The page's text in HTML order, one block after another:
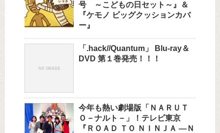
号 ～こどもの日セット～』＆
『ケモノ ビッグクッションカバ
ー』
「.hack//Quantum」 Blu-ray＆
DVD 第１巻発売！！！
今年も熱い劇場版「ＮＡＲＵＴ
Ｏ－ナルト－」！テレビ東京
『ＲＯＡＤ ＴＯ ＮＩＮＪＡ —Ｎ